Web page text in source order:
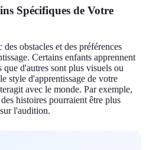
Spécifiques de Votre
obstacles et des préférences
Certains enfants apprennent
d'autres sont plus visuels ou
style d'apprentissage de votre
avec le monde. Par exemple,
histoires pourraient être plus
l'audition.